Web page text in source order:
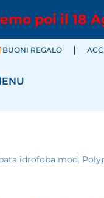
poi il 18
BUONI REGALO
idrofoba mod.